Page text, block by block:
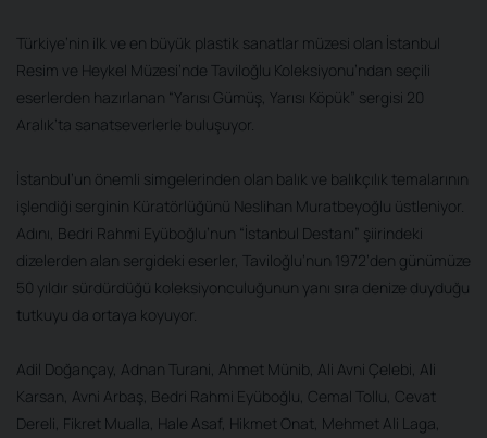
Türkiye’nin ilk ve en büyük plastik sanatlar müzesi olan İstanbul
Resim ve Heykel Müzesi’nde Taviloğlu Koleksiyonu’ndan seçili
eserlerden hazırlanan “Yarısı Gümüş, Yarısı Köpük” sergisi 20
Aralık’ta sanatseverlerle buluşuyor.
İstanbul’un önemli simgelerinden olan balık ve balıkçılık temalarının
işlendiği serginin Küratörlüğünü Neslihan Muratbeyoğlu üstleniyor.
Adını, Bedri Rahmi Eyüboğlu’nun “İstanbul Destanı” şiirindeki
dizelerden alan sergideki eserler, Taviloğlu’nun 1972’den günümüze
50 yıldır sürdürdüğü koleksiyonculuğunun yanı sıra denize duyduğu
tutkuyu da ortaya koyuyor.
Adil Doğançay, Adnan Turani, Ahmet Münib, Ali Avni Çelebi, Ali
Karsan, Avni Arbaş, Bedri Rahmi Eyüboğlu, Cemal Tollu, Cevat
Dereli, Fikret Mualla, Hale Asaf, Hikmet Onat, Mehmet Ali Laga,